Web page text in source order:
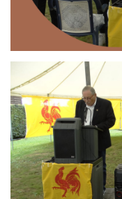
Branding
ARMCHAIR